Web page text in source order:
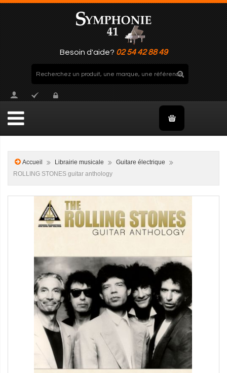
Besoin d'aide? 02 54 42 88 49
Accueil Librairie musicale
Guitare électrique
ROLLING STONES guitar anthology